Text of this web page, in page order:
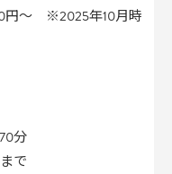
円〜 ※2025年10月時
分
で